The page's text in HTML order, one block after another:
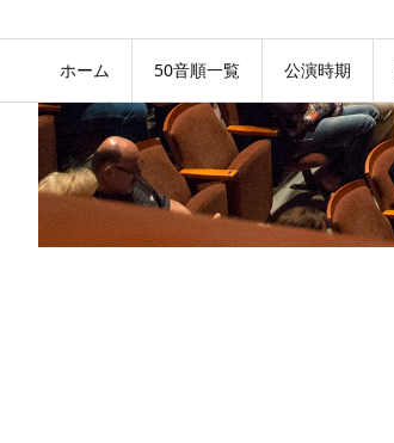
ホーム 50音順一覧 公演時期